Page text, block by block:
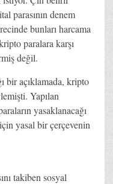
parasının denem
bunları harcama
paralara karşı
değil.
bir açıklamada, kripto
Yapılan
yasaklanacağı
yasal bir çerçevenin
takiben sosyal